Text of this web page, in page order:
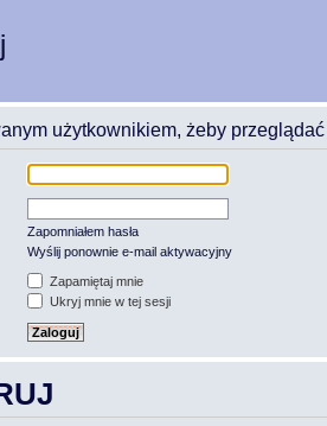
użytkownikiem, żeby przeglądać
Zapomniałem hasła
Wyślij ponownie e-mail aktywacyjny
Zapamiętaj mnie
Ukryj mnie w tej sesji